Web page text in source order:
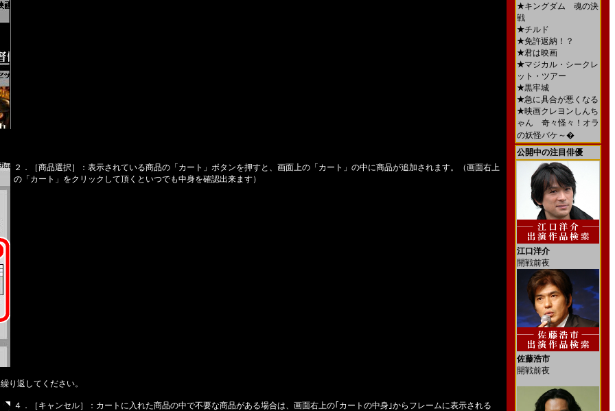
２．［商品選択］：表示されている商品の「カート」ボタンを押すと、画面上の「カート」の中に商品が追加されます。（画面右上
の「カート」をクリックして頂くといつでも中身を確認出来ます）
り返してください。
４．［キャンセル］：カートに入れた商品の中で不要な商品がある場合は、画面右上の｢カートの中身｣からフレームに表示される
★キングダム 魂の決
戦
★チルド
★免許返納！？
★君は映画
★マジカル・シークレ
ット・ツアー
★黒牢城
★急に具合が悪くなる
★映画クレヨンしんち
ゃん 奇々怪々！オラ
の妖怪バケ～�
公開中の注目俳優
江口洋介
開戦前夜
佐藤浩市
開戦前夜